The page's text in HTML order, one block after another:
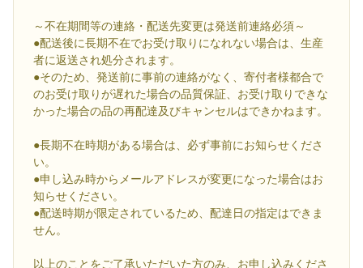
～不在期間等の連絡・配送先変更は発送前連絡必須～
●配送後に長期不在でお受け取りになれない場合は、生産
者に返送され処分されます。
●そのため、発送前に事前の連絡がなく、寄付者様都合で
のお受け取りが遅れた場合の品質保証、お受け取りできな
かった場合の品の再配達及びキャンセルはできかねます。
●長期不在時期がある場合は、必ず事前にお知らせくださ
い。
●申し込み時からメールアドレスが変更になった場合はお
知らせください。
●配送時期が限定されているため、配達日の指定はできま
せん。
以上のことをご了承いただいた方のみ、お申し込みくださ